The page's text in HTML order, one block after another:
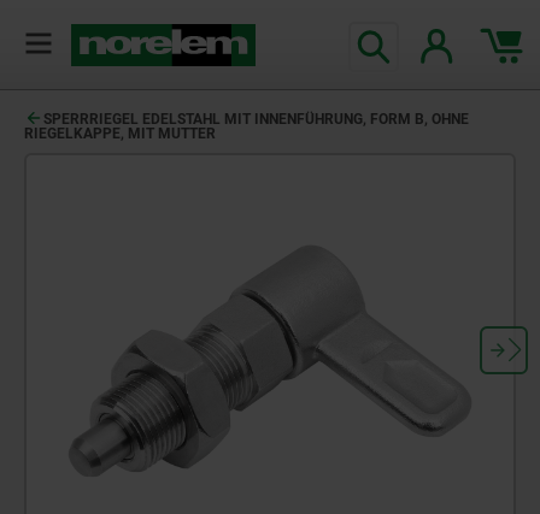
SPERRRIEGEL EDELSTAHL MIT INNENFÜHRUNG, FORM B, OHNE
RIEGELKAPPE, MIT MUTTER